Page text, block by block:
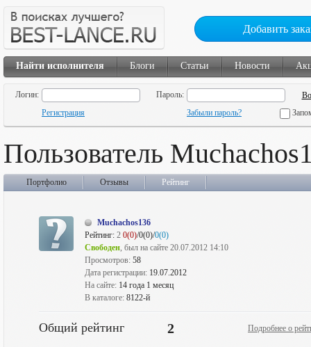
Добавить
Найти исполнителя Блоги Статьи Новости
Логин:
Пароль:
Регистрация
Забыли пароль?
Пользователь
Портфолио Отзывы Рейтинг
Muchachos136
Рейтинг: 2 0(0)/0(0)/0(0)
Свободен, был на сайте 20.07.2012 14:10
Просмотров: 58
Дата регистрации: 19.07.2012
На сайте: 14 года 1 месяц
В каталоге: 8122-й
Общий рейтинг 2 Подробнее о